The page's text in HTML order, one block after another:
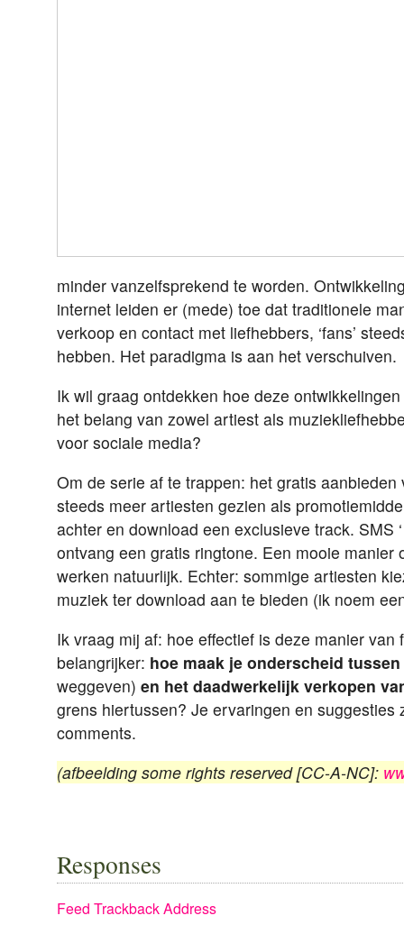
minder vanzelfsprekend te worden.
internet leiden er (mede) toe dat traditionele
verkoop en contact met liefhebbers, ‘fans’
hebben. Het paradigma is aan het verschuiven.
Ik wil graag ontdekken hoe deze
het belang van zowel artiest als
voor sociale media?
Om de serie af te trappen: het gratis
steeds meer artiesten gezien als
achter en download een exclusieve track. SMS
ontvang een gratis ringtone. Een mooie manier
werken natuurlijk. Echter: sommige artiesten
muziek ter download aan te bieden (ik noem
Ik vraag mij af: hoe effectief is deze manier van
belangrijker: hoe maak je onderscheid tussen
weggeven) en het daadwerkelijk verkopen
grens hiertussen? Je ervaringen en suggesties
comments.
(afbeelding some rights reserved [CC-A-NC]:
Responses
Feed Trackback Address